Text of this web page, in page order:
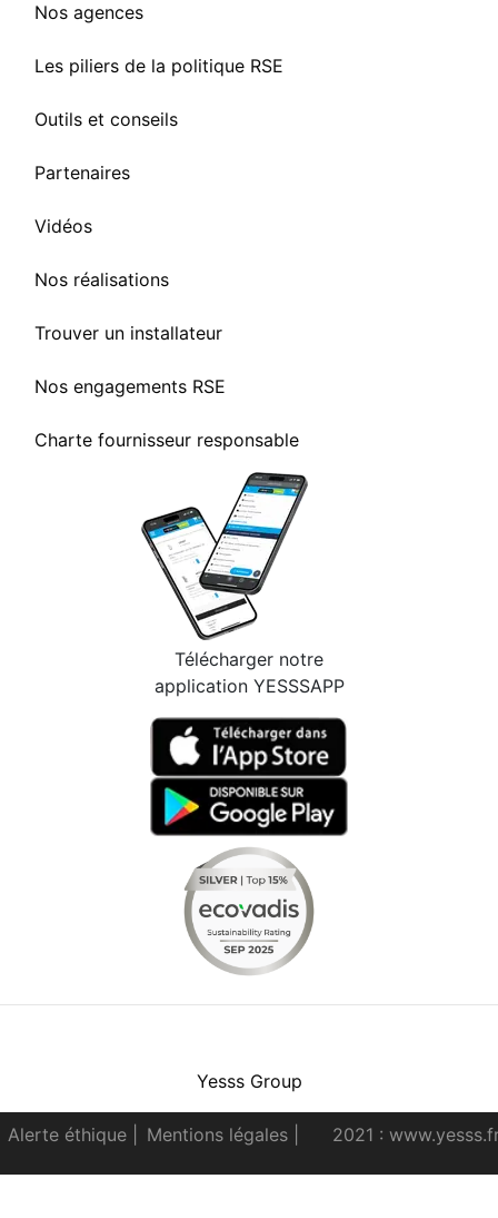
Nos agences
Les piliers de la politique RSE
Outils et conseils
Partenaires
Vidéos
Nos réalisations
Trouver un installateur
Nos engagements RSE
Charte fournisseur responsable
Télécharger notre
application YESSSAPP
Yesss Group
Alerte éthique Mentions légales 2021 :